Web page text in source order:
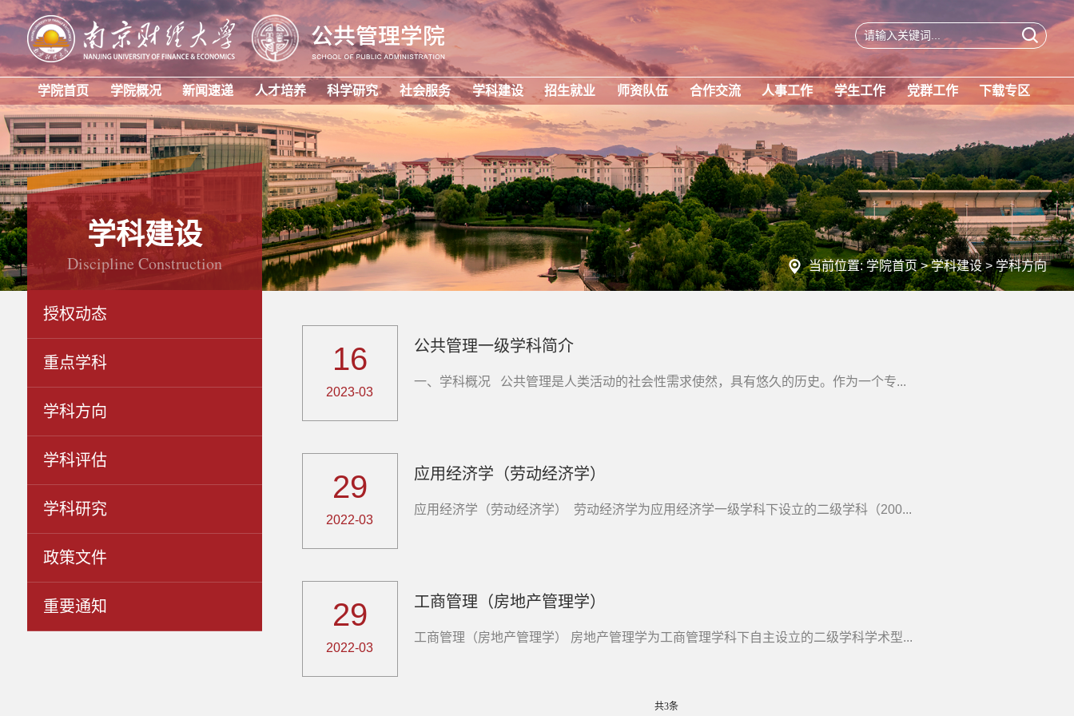
学院首页 学院概况 新闻速递 人才培养 科学研究 社会服务 学科建设 招生就业 师资队伍 合作交流 人事工作 学生工作 党群工作 下载专区
学科建设
Discipline Construction 当前位置:学院首页>学科建设>学科方向
授权动态
重点学科
学科方向
学科评估
学科研究
政策文件
重要通知
16
2023-03
公共管理一级学科简介
一、学科概况 公共管理是人类活动的社会性需求使然，具有悠久的历史。作为一个专...
29
2022-03
应用经济学（劳动经济学）
应用经济学（劳动经济学） 劳动经济学为应用经济学一级学科下设立的二级学科（200...
29
2022-03
工商管理（房地产管理学）
工商管理（房地产管理学） 房地产管理学为工商管理学科下自主设立的二级学科学术型...
共3条